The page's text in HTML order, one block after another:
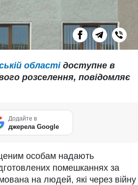
областідоступне в
розселення, повідомляє
Додайте в
джерела Google
особам надають
помешканнях за
на людей, які через війну